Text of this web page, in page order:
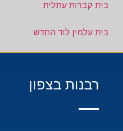
בית קברות עתלית
בית עלמין לוד החדש
רבנות בצפון